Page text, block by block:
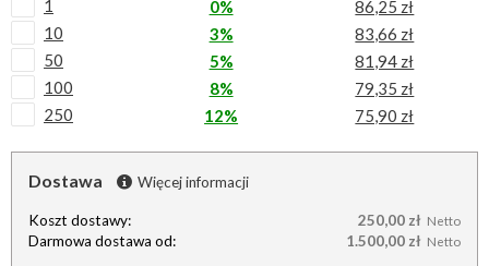
1 0%
86,25 zł
10
3%
83,66 zł
50
5%
81,94 zł
100
8%
79,35 zł
250
12% 75,90 zł
Dostawa Więcej informacji
Koszt dostawy: 250,00 zł Netto
Darmowa dostawa od: 1.500,00 zł Netto